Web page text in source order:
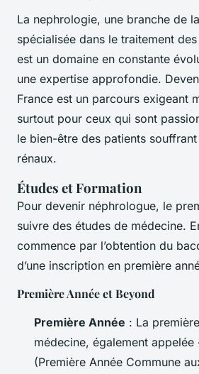
La nephrologie, une branche de
spécialisée dans le traitement
est un domaine en constante
une expertise approfondie.
France est un parcours exigeant
surtout pour ceux qui sont
le bien-être des patients
rénaux.
Études et Formation
Pour devenir néphrologue, le
suivre des études de médecine.
commence par l’obtention du
d’une inscription en première
Première Année et Beyond
Première Année : La
médecine, également appelée
(Première Année Commune